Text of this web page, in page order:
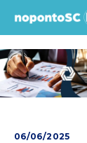
06/06/2025